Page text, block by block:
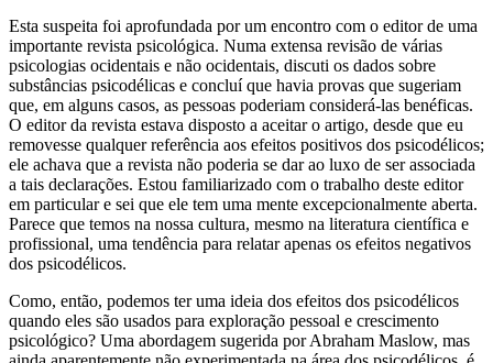
Esta suspeita foi aprofundada por um encontro com o editor de uma
importante revista psicológica. Numa extensa revisão de várias
psicologias ocidentais e não ocidentais, discuti os dados sobre
substâncias psicodélicas e concluí que havia provas que sugeriam
que, em alguns casos, as pessoas poderiam considerá-las benéficas.
O editor da revista estava disposto a aceitar o artigo, desde que eu
removesse qualquer referência aos efeitos positivos dos psicodélicos;
ele achava que a revista não poderia se dar ao luxo de ser associada
a tais declarações. Estou familiarizado com o trabalho deste editor
em particular e sei que ele tem uma mente excepcionalmente aberta.
Parece que temos na nossa cultura, mesmo na literatura científica e
profissional, uma tendência para relatar apenas os efeitos negativos
dos psicodélicos.
Como, então, podemos ter uma ideia dos efeitos dos psicodélicos
quando eles são usados ​​para exploração pessoal e crescimento
psicológico? Uma abordagem sugerida por Abraham Maslow, mas